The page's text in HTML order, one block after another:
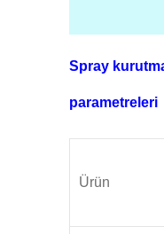
Spray
parametreleri
Ürün